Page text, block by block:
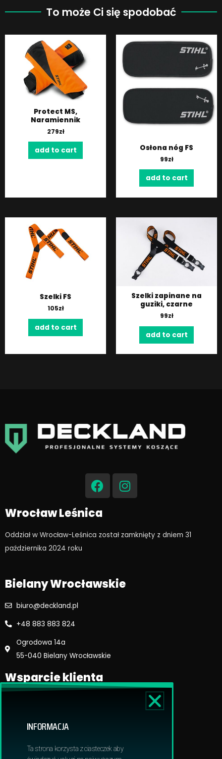
To może Ci się spodobać
Protect MS,
Naramiennik
279zł
add to cart Osłona nóg FS
99zł
add to cart
Szelki FS
105zł
add to cart
Szelki zapinane na
guziki, czarne
99zł
add to cart
F
a
c
e
b
o
I
n
s
g
Wrocław Leśnica
Oddział w Wrocław-Leśnica został zamknięty z dniem 31
października 2024 roku​
Bielany Wrocławskie
biuro@deckland.pl
+48 883 883 824
Ogrodowa 14a
55-040 Bielany Wrocławskie
Wsparcie klienta
Dostawa i płatność
Obowiązek informacyjny RODO
INFORMACJA
Ta strona korzysta z ciasteczek aby